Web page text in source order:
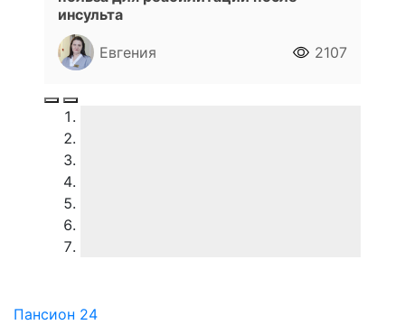
инсульта
Евгения 2107
Пансион 24